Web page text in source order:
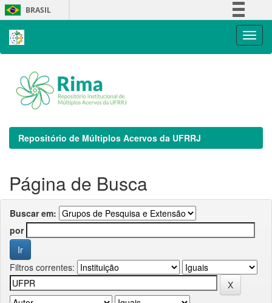
Skip
navigation
BRASIL
Repositório de Múltiplos Acervos da UFRRJ
Página de Busca
Buscar em:
por
Filtros correntes: